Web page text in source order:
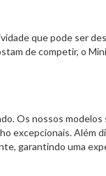
que pode ser
de competir, o
Os nossos modelos
excepcionais. Além
garantindo uma